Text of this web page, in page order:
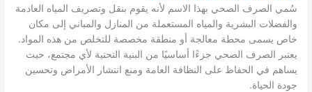
سُمي الصرف الصحي بهذا الاسم لأنه يقوم بنقل وتصريف المياه العادمة
والفضلات البشرية والمياه المستعملة من المنازل والمباني إلى مكان
خاص يسمى محطة معالجة أو منطقة مخصصة للتخلص من هذه المواد.
يعتبر الصرف الصحي جزءًا أساسيًا من البنية التحتية لأي مجتمع، حيث
يساهم في الحفاظ على النظافة العامة ومنع انتشار الأمراض وتحسين
جودة الحياة.